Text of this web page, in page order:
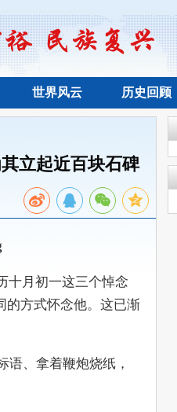
世界风云 历史回顾
立起近百块石碑
月初一这三个悼念
的方式怀念他。这已渐
、拿着鞭炮烧纸，